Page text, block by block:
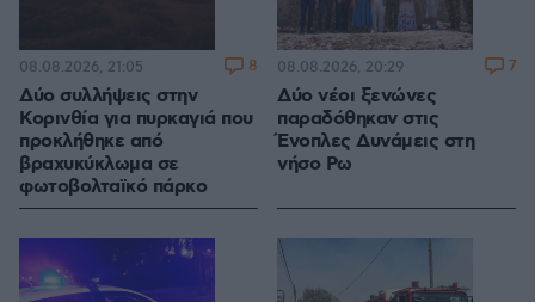
Δύο συλλήψεις στην
Κορινθία για πυρκαγιά που
προκλήθηκε από
βραχυκύκλωμα σε
φωτοβολταϊκό πάρκο
08.08.2026, 21:05 8
Δύο νέοι ξενώνες
παραδόθηκαν στις
Ένοπλες Δυνάμεις στη
νήσο Ρω
08.08.2026, 20:29 7